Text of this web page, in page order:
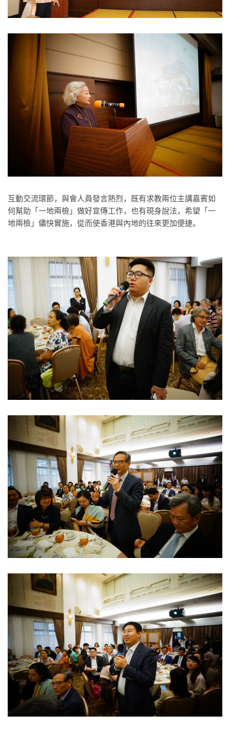
互動交流環節，與會人員發言熱烈，既有求教兩位主講嘉賓如
何幫助「一地兩檢」做好宣傳工作，也有現身說法，希望「一
地兩檢」儘快實施，從而使香港與內地的往來更加便捷。